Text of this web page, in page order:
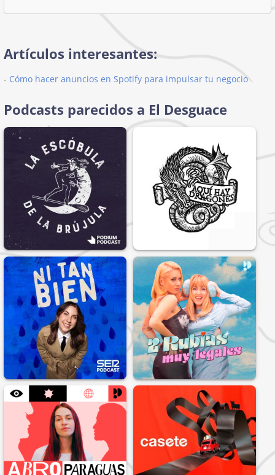
Artículos interesantes:
- Cómo hacer anuncios en Spotify para impulsar tu negocio
Podcasts parecidos a El Desguace